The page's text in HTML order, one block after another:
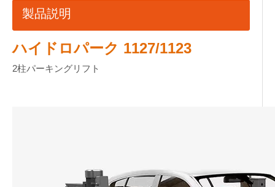
製品説明
ハイドロパーク 1127/1123
2柱パーキングリフト